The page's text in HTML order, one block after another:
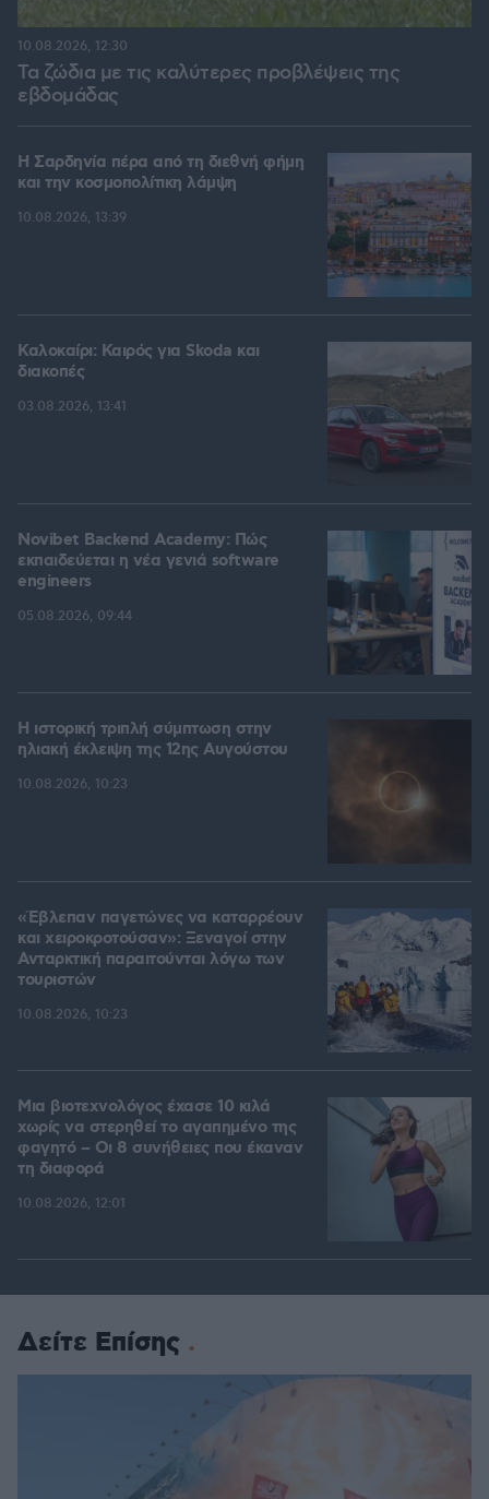
Τα ζώδια με τις καλύτερες προβλέψεις της
εβδομάδας
10.08.2026, 12:30
Η Σαρδηνία πέρα από τη διεθνή φήμη
και την κοσμοπολίτικη λάμψη
10.08.2026, 13:39
Καλοκαίρι: Καιρός για Skoda και
διακοπές
03.08.2026, 13:41
Novibet Backend Academy: Πώς
εκπαιδεύεται η νέα γενιά software
engineers
05.08.2026, 09:44
Η ιστορική τριπλή σύμπτωση στην
ηλιακή έκλειψη της 12ης Αυγούστου
10.08.2026, 10:23
«Έβλεπαν παγετώνες να καταρρέουν
και χειροκροτούσαν»: Ξεναγοί στην
Ανταρκτική παραιτούνται λόγω των
τουριστών
10.08.2026, 10:23
Μια βιοτεχνολόγος έχασε 10 κιλά
χωρίς να στερηθεί το αγαπημένο της
φαγητό – Οι 8 συνήθειες που έκαναν
τη διαφορά
10.08.2026, 12:01
Δείτε Επίσης